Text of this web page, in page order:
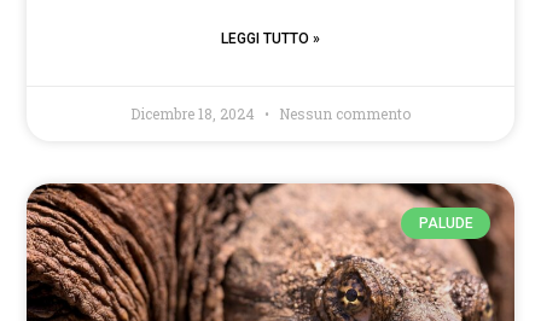
LEGGI TUTTO »
Dicembre 18, 2024 Nessun commento
PALUDE